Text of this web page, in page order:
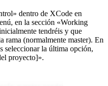
dentro de XCode en
en la sección «Working
tendréis y que
rama (normalmente master). En
seleccionar la última opción,
proyecto]».